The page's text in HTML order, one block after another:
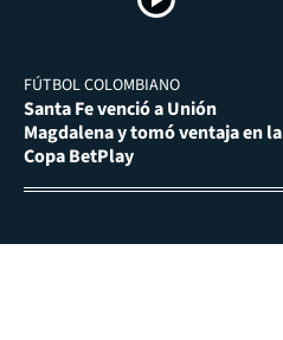
FÚTBOL COLOMBIANO
Santa Fe venció a Unión
Magdalena y tomó ventaja en la
Copa BetPlay